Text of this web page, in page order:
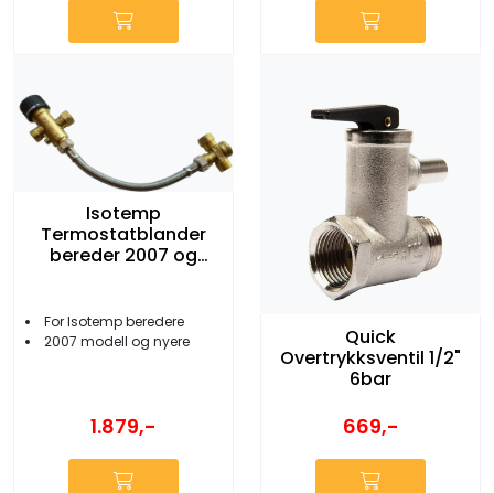
Isotemp
Termostatblander
bereder 2007 og
For Isotemp beredere
2007 modell og nyere
1.879,-
Quick
Overtrykksventil 1/2"
6bar
669,-